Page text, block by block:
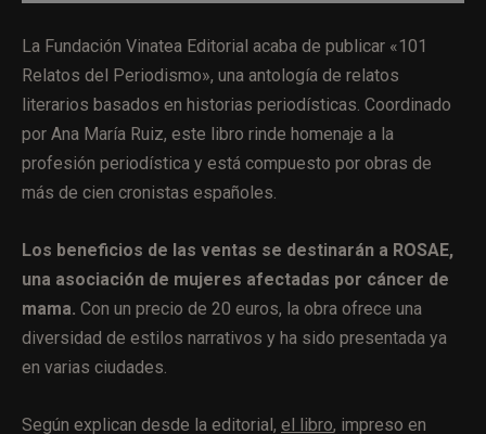
La Fundación Vinatea Editorial acaba de publicar «101
Relatos del Periodismo», una antología de relatos
literarios basados en historias periodísticas. Coordinado
por Ana María Ruiz, este libro rinde homenaje a la
profesión periodística y está compuesto por obras de
más de cien cronistas españoles.
Los beneficios de las ventas se destinarán a ROSAE,
una asociación de mujeres afectadas por cáncer de
mama. Con un precio de 20 euros, la obra ofrece una
diversidad de estilos narrativos y ha sido presentada ya
en varias ciudades.
Según explican desde la editorial, el libro, impreso en